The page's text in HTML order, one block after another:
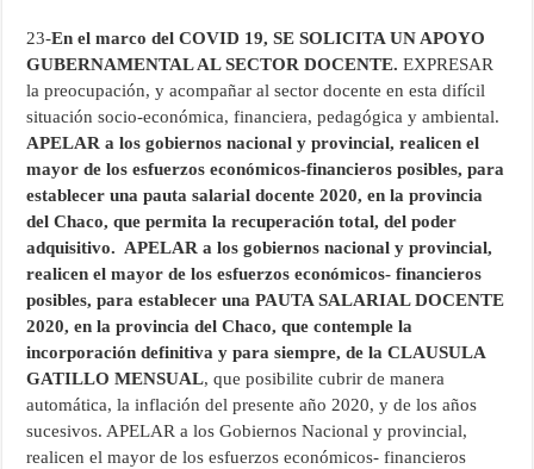
23-En el marco del COVID 19, SE SOLICITA UN APOYO
GUBERNAMENTAL AL SECTOR DOCENTE. EXPRESAR
la preocupación, y acompañar al sector docente en esta difícil
situación socio-económica, financiera, pedagógica y ambiental.
APELAR a los gobiernos nacional y provincial, realicen el
mayor de los esfuerzos económicos-financieros posibles, para
establecer una pauta salarial docente 2020, en la provincia
del Chaco, que permita la recuperación total, del poder
adquisitivo. APELAR a los gobiernos nacional y provincial,
realicen el mayor de los esfuerzos económicos- financieros
posibles, para establecer una PAUTA SALARIAL DOCENTE
2020, en la provincia del Chaco, que contemple la
incorporación definitiva y para siempre, de la CLAUSULA
GATILLO MENSUAL, que posibilite cubrir de manera
automática, la inflación del presente año 2020, y de los años
sucesivos. APELAR a los Gobiernos Nacional y provincial,
realicen el mayor de los esfuerzos económicos- financieros